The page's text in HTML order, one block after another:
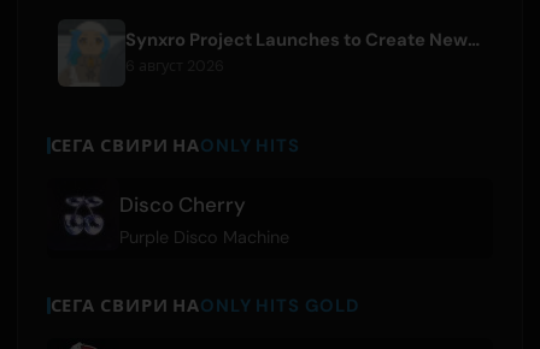
Synxro Project Launches to Create New IP from Fictional Anime Openings
СЕГА СВИРИ НАONLY HITS
Disco Cherry
Purple Disco Machine
СЕГА СВИРИ НАONLY HITS GOLD